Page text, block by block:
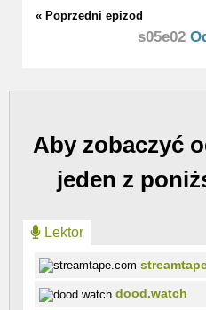
« Poprzedni epizod
s05e02
Aby zobaczyć
jeden z
Lektor
dood.watch